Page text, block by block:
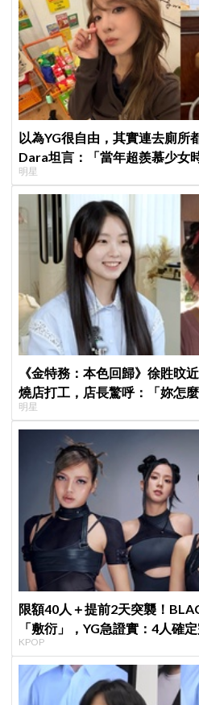
以為YG很自由，其實連去廁所
Dara坦言：「當年超羨慕少女
明星
《金特務：本色回歸》徐貹旼
燒店打工，店長驚呼：「妳怎麼
明星
限額40人＋提前2天突襲！
「敷衍」，YG急證實：4人確
KPOP